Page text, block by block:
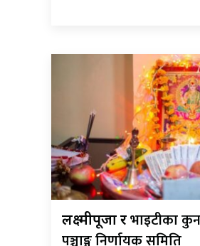
लक्ष्मीपूजा रभाइटीका
पञ्चाङ्ग निर्णायक समिति